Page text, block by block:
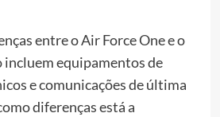
entre o Air Force One e o
incluem equipamentos de
e comunicações de última
diferenças está a